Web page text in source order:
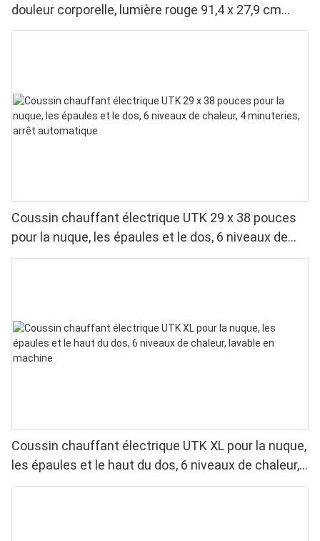
douleur corporelle, lumière rouge 91,4 x 27,9 cm
&Lumière proche infrarouge &Lumière bleue
Coussin chauffant électrique UTK 29 x 38 pouces
pour la nuque, les épaules et le dos, 6 niveaux de
chaleur, 4 minuteries, arrêt automatique
Coussin chauffant électrique UTK XL pour la nuque,
les épaules et le haut du dos, 6 niveaux de chaleur,
lavable en machine